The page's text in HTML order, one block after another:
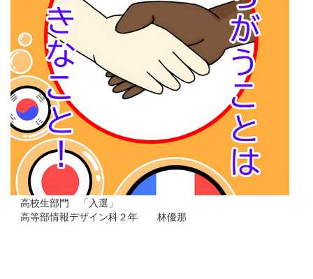
高校生部門 「入選」
高等部情報デザイン科２年 林優那